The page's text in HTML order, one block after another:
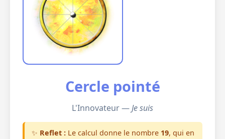
Cercle pointé
L'Innovateur —Je suis
✨ Reflet : Le calcul donne le nombre 19, qui en